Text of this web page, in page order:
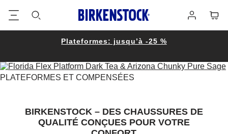
connecter
Plateformes: jusqu’à -25 %
PLATEFORMES ET COMPENSÉES
BIRKENSTOCK – DES CHAUSSURES DE
QUALITÉ CONÇUES POUR VOTRE